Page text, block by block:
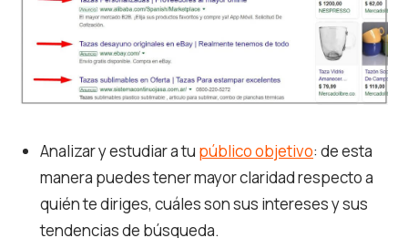
Analizar y estudiar a tu público objetivo: de esta
manera puedes tener mayor claridad respecto a
quién te diriges, cuáles son sus intereses y sus
tendencias de búsqueda.